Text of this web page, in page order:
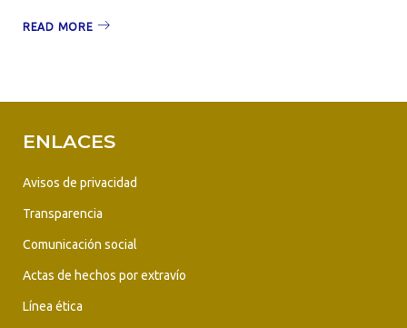
READ MORE
ENLACES
Avisos de privacidad
Transparencia
Comunicación social
Actas de hechos por extravío
Línea ética